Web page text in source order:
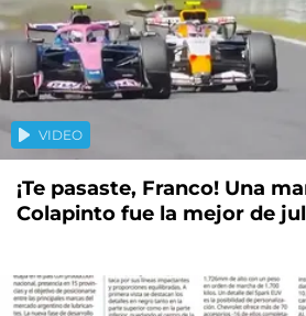
VIDEO
¡Te pasaste, Franco! Una
Colapinto fue la mejor de